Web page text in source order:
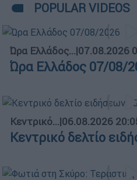
POPULAR VIDEOS
Ώρα Ελλάδος...|07.08.2026
Ώρα Ελλάδος 07/08/
Κεντρικό...|06.08.2026
Κεντρικό δελτίο